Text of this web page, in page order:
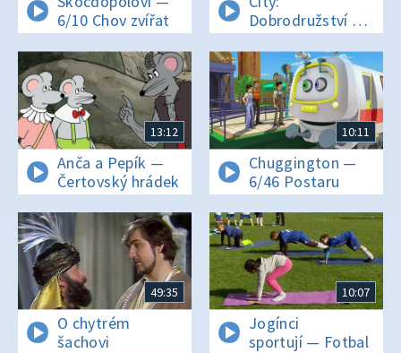
6/10 Chov zvířat
Dobrodružství —
Seznamte se
s Harley
Hubbsem
13:12
Anča a Pepík —
Čertovský hrádek
10:11
Chuggington —
6/46 Postaru
49:35
O chytrém
šachovi
10:07
Jogínci
sportují — Fotbal